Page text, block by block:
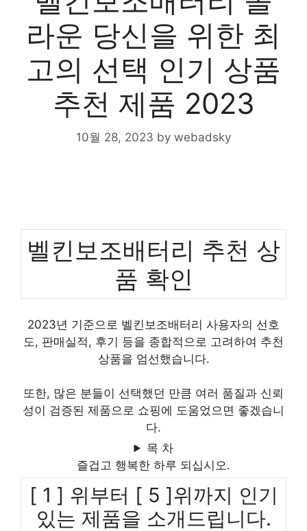
라운 당신을 위한 최
고의 선택 인기 상품
추천 제품 2023
10월 28, 2023 by webadsky
벨킨보조배터리 추천 상
품 확인
2023년 기준으로 벨킨보조배터리 사용자의 선호
도, 판매실적, 후기 등을 종합적으로 고려하여 추천
상품을 엄선했습니다.
또한, 많은 분들이 선택했던 만큼 여러 품질과 신뢰
성이 검증된 제품으로 쇼핑에 도움었으면 좋겠습니
다.
목 차
즐겁고 행복한 하루 되십시오.
[ 1 ] 위부터 [ 5 ]위까지 인기
있는 제품을 소개드립니다.